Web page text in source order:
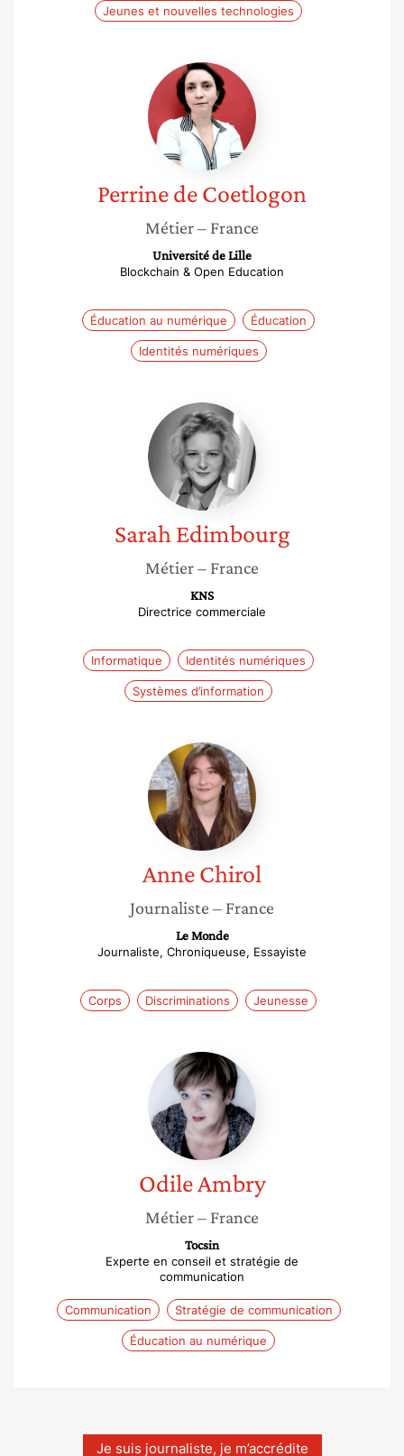
Jeunes et nouvelles technologies
Perrine
de
Coetlogon
Perrinede Coetlogon
Métier– France
Université de Lille
Blockchain & Open Education
Éducation au numérique Éducation
Identités numériques
Sarah
Edimbourg
Sarah Edimbourg
Métier– France
KNS
Directrice commerciale
Informatique Identités numériques
Systèmes d’information
Anne
Chirol
AnneChirol
Journaliste – France
Le Monde
Journaliste, Chroniqueuse, Essayiste
Corps Discriminations Jeunesse
Odile
Ambry
OdileAmbry
Métier– France
Tocsin
Experte en conseil et stratégie de
communication
Communication Stratégie de communication
Éducation au numérique
Je suis journaliste, je m’accrédite